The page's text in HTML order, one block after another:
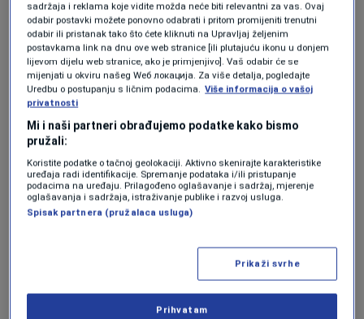
Machado obećava povratak u Venezuelu
radi borbe protiv Madurove 'tiranije'
OVO JE NJIHOV DOPRINOS
Proglašeni dobitnici Nobelove nagrade za
ekonomiju 2025.
Dobitnica Nobela za mir "zalagala se za
vojnu intervenciju" na njenu zemlju i
podržava rat Izraela
sadržaja i reklama koje vidite možda neće biti relevantni za vas. Ovaj
odabir postavki možete ponovno odabrati i pritom promijeniti trenutni
odabir ili pristanak tako što ćete kliknuti na Upravljaj željenim
postavkama link na dnu ove web stranice [ili plutajuću ikonu u donjem
lijevom dijelu web stranice, ako je primjenjivo]. Vaš odabir će se
mijenjati u okviru našeg Wеб локација. Za više detalja, pogledajte
Uredbu o postupanju s ličnim podacima. Više informacija o vašoj
privatnosti
Mi i naši partneri obrađujemo podatke kako bismo
pružali:
Koristite podatke o tačnoj geolokaciji. Aktivno skenirajte karakteristike
uređaja radi identifikacije. Spremanje podataka i/ili pristupanje
podacima na uređaju. Prilagođeno oglašavanje i sadržaj, mjerenje
oglašavanja i sadržaja, istraživanje publike i razvoj usluga.
Spisak partnera (pružalaca usluga)
Prikaži svrhe
Prihvatam